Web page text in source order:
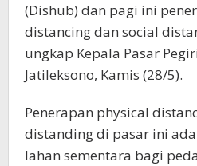
(Dishub) dan pagi ini
distancing dan social
ungkap Kepala Pasar
Jatileksono, Kamis (28/5).
Penerapan physical
distanding di pasar ini
lahan sementara bagi